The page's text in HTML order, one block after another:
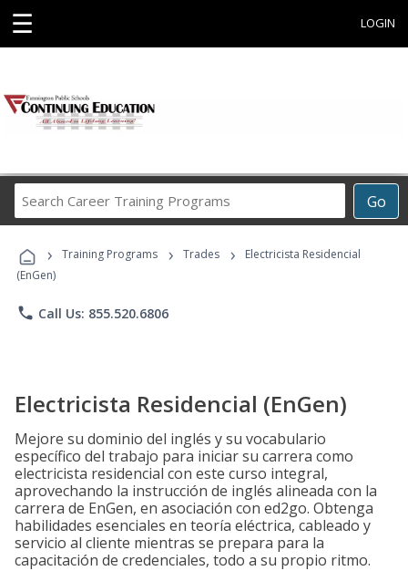
☰ LOGIN
Go
Career
Programs
› Training Programs › Trades ›
Electricista Residencial
(EnGen)
phone Call Us: 855.520.6806
Electricista Residencial (EnGen)
Mejore su dominio del inglés y su vocabulario
específico del trabajo para iniciar su carrera como
electricista residencial con este curso integral,
aprovechando la instrucción de inglés alineada con la
carrera de EnGen, en asociación con ed2go. Obtenga
habilidades esenciales en teoría eléctrica, cableado y
servicio al cliente mientras se prepara para la
capacitación de credenciales, todo a su propio ritmo.